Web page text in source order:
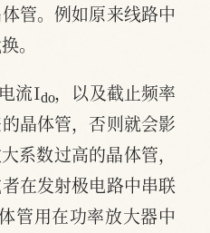
管。例如原来线路中
。
流I
，以及截止频率
晶体管，否则就会影
系数过高的晶体管，
在发射极电路中串联
管用在功率放大器中